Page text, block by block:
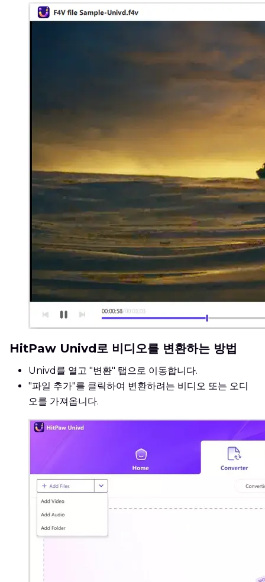
HitPaw Univd로 비디오를 변환하는 방법
Univd를 열고 "변환" 탭으로 이동합니다.
"파일 추가"를 클릭하여 변환하려는 비디오 또는 오디
오를 가져옵니다.